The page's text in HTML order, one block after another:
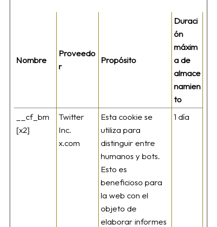
Nombre
Proveedo
r
Propósito
Duraci
ón
máxim
a de
almace
namien
to
__cf_bm
[x2]
Twitter
Inc.
x.com
Esta cookie se
utiliza para
distinguir entre
humanos y bots.
Esto es
beneficioso para
la web con el
objeto de
elaborar informes
1 día